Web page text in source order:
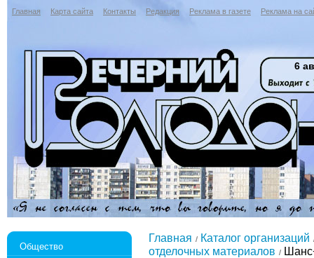
Главная Карта сайта Контакты Редакция Реклама в газете Реклама на
6
Общество
Главная
Каталог организаций
отделочных материалов